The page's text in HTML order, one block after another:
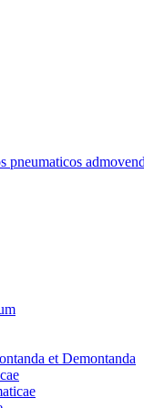
pneumaticos
et Demontanda